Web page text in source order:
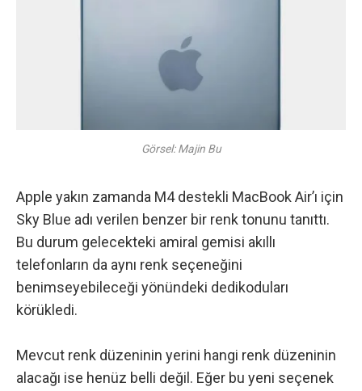
Görsel: Majin Bu
Apple yakın zamanda M4 destekli MacBook Air’ı için
Sky Blue adı verilen benzer bir renk tonunu tanıttı.
Bu durum gelecekteki amiral gemisi akıllı
telefonların da aynı renk seçeneğini
benimseyebileceği yönündeki dedikoduları
körükledi.
Mevcut renk düzeninin yerini hangi renk düzeninin
alacağı ise henüz belli değil. Eğer bu yeni seçenek